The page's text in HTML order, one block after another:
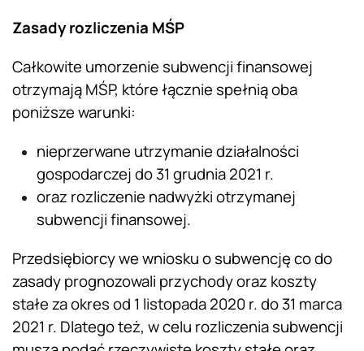
Zasady rozliczenia MŚP
Całkowite umorzenie subwencji finansowej
otrzymają MŚP, które łącznie spełnią oba
poniższe warunki:
nieprzerwane utrzymanie działalności
gospodarczej do 31 grudnia 2021 r.
oraz rozliczenie nadwyżki otrzymanej
subwencji finansowej.
Przedsiębiorcy we wniosku o subwencję co do
zasady prognozowali przychody oraz koszty
stałe za okres od 1 listopada 2020 r. do 31 marca
2021 r. Dlatego też, w celu rozliczenia subwencji